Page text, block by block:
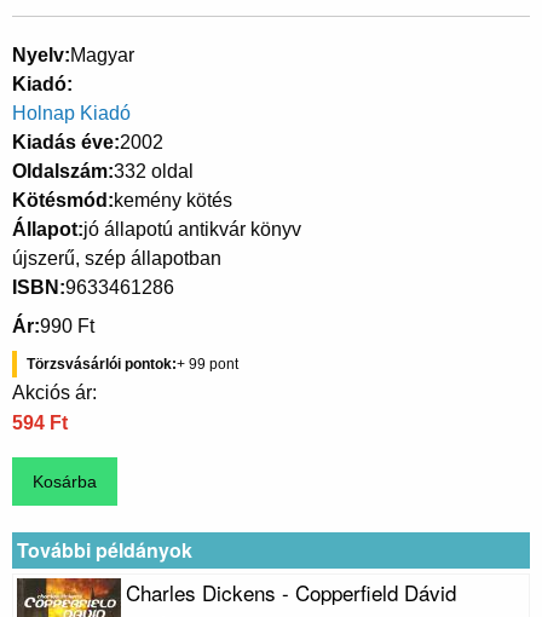
Nyelv Magyar
Kiadó
Holnap Kiadó
Kiadás éve 2002
Oldalszám 332 oldal
Kötésmód kemény kötés
Állapot jó állapotú antikvár könyv
újszerű, szép állapotban
ISBN 9633461286
Ár 990 Ft
Törzsvásárlói pontok 99
Akciós ár:
594 Ft
További példányok
Charles Dickens - Copperfield Dávid